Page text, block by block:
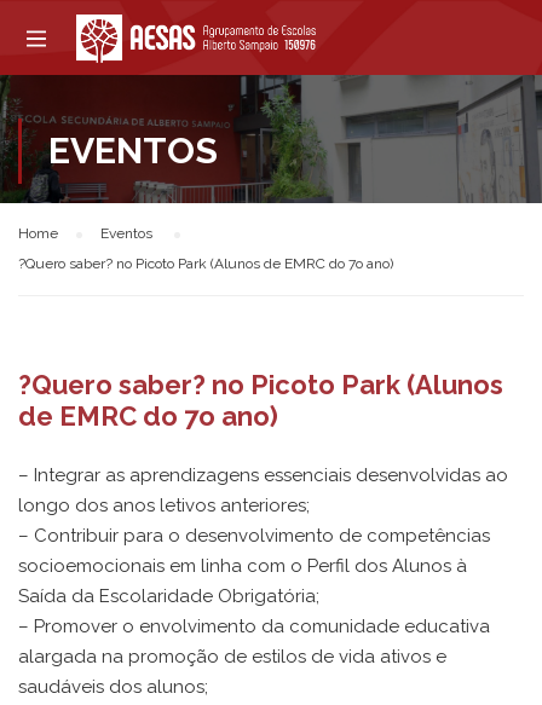
EVENTOS
Home
Eventos
?Quero saber? no Picoto Park (Alunos de EMRC do 7o ano)
?Quero saber? no Picoto Park (Alunos
de EMRC do 7o ano)
– Integrar as aprendizagens essenciais desenvolvidas ao
longo dos anos letivos anteriores;
– Contribuir para o desenvolvimento de competências
socioemocionais em linha com o Perfil dos Alunos à
Saída da Escolaridade Obrigatória;
– Promover o envolvimento da comunidade educativa
alargada na promoção de estilos de vida ativos e
saudáveis dos alunos;